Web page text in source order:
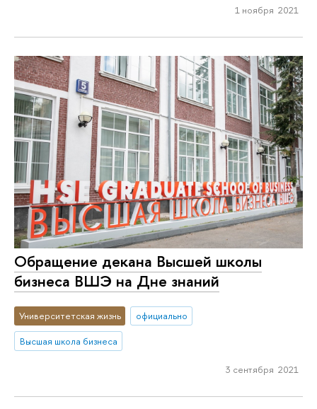
1 ноября 2021
Обращение декана Высшей школы
бизнеса ВШЭ на Дне знаний
Университетская жизнь
официально
Высшая школа бизнеса
3 сентября 2021